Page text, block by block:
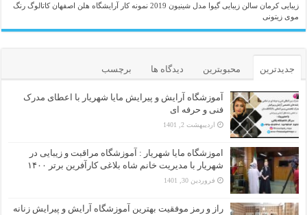
زیبایی کرمان سالن زیبایی گیوا مدل شینیون 2019 نمونه کار آرایشگاه هلن اصفهان کاتالوگ رنگ
موی زیتونی
جدیدترین محبوبترین دیدگاه ها برچسب
آموزشگاه آرایش و پیرایش مایا شهریار با اعطای مدرک
فنی و حرفه ای
اردیبهشت 2, 1401
اموزشگاه مایا شهریار : آموزشگاه مراقبت و زیبایی در
شهریار با مدیریت خانم شاه بلاغی کارآفرین برتر ۱۴۰۰
فروردین 30, 1401
راز و رمز موفقیت بهترین آموزشگاه آرایش و پیرایش زنانه